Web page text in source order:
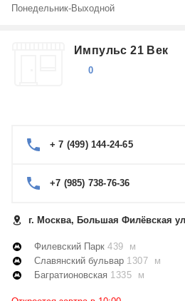
Понедельник-Выходной
Импульс 21 Век
0
+ 7 (499) 144-24-65
+7 (985) 738-76-36
г. Москва, Большая Филёвская
Филевский Парк 439 м
Славянский бульвар 1307 м
Багратионовская 1335 м